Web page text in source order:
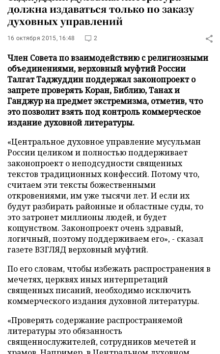
должна издаваться только по заказу
духовных управлений
16 октября 2015, 16:48 2
Член Совета по взаимодействию с религиозными
объединениями, верховный муфтий России
Талгат Таджуддин поддержал законопроект о
запрете проверять Коран, Библию, Танах и
Ганджур на предмет экстремизма, отметив, что
это позволит взять под контроль коммерческое
издание духовной литературы.
«Центральное духовное управление мусульман
России целиком и полностью поддерживает
законопроект о неподсудности священных
текстов традиционных конфессий. Потому что,
считаем эти тексты божественными
откровениями, им уже тысячи лет. И если их
будут разбирать районные и областные суды, то
это затронет миллионы людей, и будет
кощунством. Законопроект очень здравый,
логичный, поэтому поддерживаем его», - сказал
газете ВЗГЛЯД верховный муфтий.
По его словам, чтобы избежать распространения в
мечетях, церквях иных интерпретаций
священных писаний, необходимо исключить
коммерческого издания духовной литературы.
«Проверять содержание распространяемой
литературы это обязанность
священнослужителей, сотрудников мечетей и